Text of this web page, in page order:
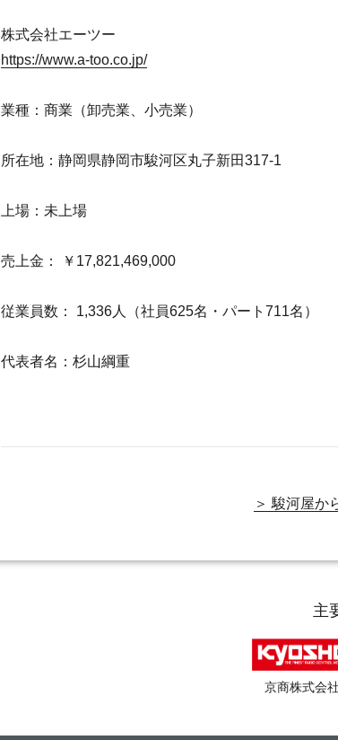
株式会社エーツー
https://www.a-too.co.jp/
業種：商業（卸売業、小売業）
所在地：静岡県静岡市駿河区丸子新田317-1
上場：未上場
売上金： ￥17,821,469,000
従業員数： 1,336人（社員625名・パート711名）
代表者名：杉山綱重
＞ 駿河屋か
主
京商株式会社